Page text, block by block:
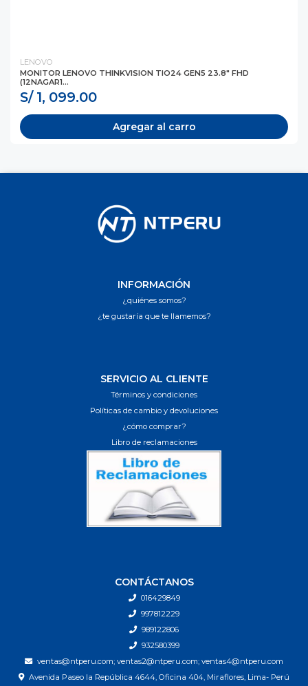
LENOVO
MONITOR LENOVO THINKVISION TIO24 GEN5 23.8" FHD
(12NAGAR1...
S/ 1, 099.00
Agregar al carro
INFORMACIÓN
¿quiénes somos?
¿te gustaría que te llamemos?
SERVICIO AL CLIENTE
Términos y condiciones
Políticas de cambio y devoluciones
¿cómo comprar?
Libro de reclamaciones
CONTÁCTANOS
016429849
997812229
989122806
932580399
ventas@ntperu.com; ventas2@ntperu.com; ventas4@ntperu.com
Avenida Paseo la República 4644, Oficina 404, Miraflores, Lima- Perú